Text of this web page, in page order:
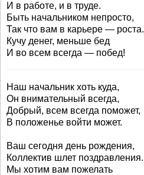
И в работе, и в труде.
Быть начальником непросто,
Так что вам в карьере — роста.
Кучу денег, меньше бед
И во всем всегда — побед!
Наш начальник хоть куда,
Он внимательный всегда,
Добрый, всем всегда поможет,
В положенье войти может.
Ваш сегодня день рождения,
Коллектив шлет поздравления.
Мы хотим вам пожелать